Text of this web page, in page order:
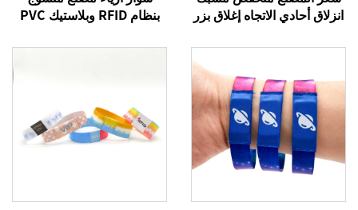
انزلاق أحادي الاتجاه إغلاق بزر
بنظام RFID وبلاستيك PVC